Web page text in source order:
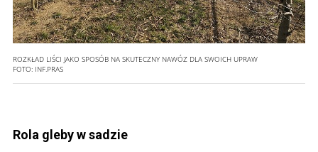
ROZKŁAD LIŚCI JAKO SPOSÓB NA SKUTECZNY NAWÓZ DLA SWOICH UPRAW
FOTO: INF.PRAS
Rola gleby w sadzie